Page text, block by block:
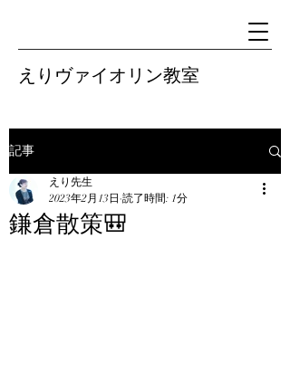
えりヴァイオリン教室
記事
鎌倉散策🎒
えり先生
2023年2月13日 読了時間: 1分